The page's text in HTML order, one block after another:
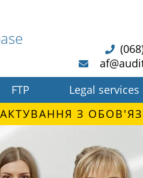
FTP Legal services
З